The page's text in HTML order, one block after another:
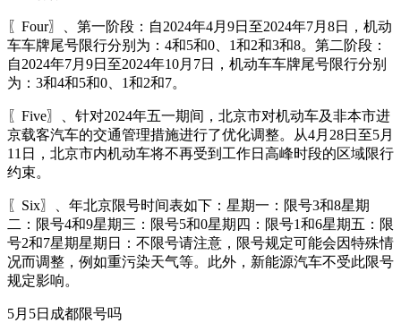
〖Four〗、第一阶段：自2024年4月9日至2024年7月8日，机动
车车牌尾号限行分别为：4和5和0、1和2和3和8。第二阶段：
自2024年7月9日至2024年10月7日，机动车车牌尾号限行分别
为：3和4和5和0、1和2和7。
〖Five〗、针对2024年五一期间，北京市对机动车及非本市进
京载客汽车的交通管理措施进行了优化调整。从4月28日至5月
11日，北京市内机动车将不再受到工作日高峰时段的区域限行
约束。
〖Six〗、年北京限号时间表如下：星期一：限号3和8星期
二：限号4和9星期三：限号5和0星期四：限号1和6星期五：限
号2和7星期星期日：不限号请注意，限号规定可能会因特殊情
况而调整，例如重污染天气等。此外，新能源汽车不受此限号
规定影响。
5月5日成都限号吗